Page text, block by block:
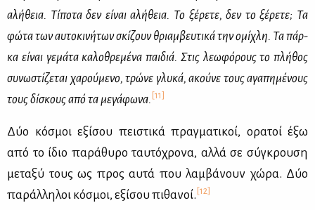
αλή­θεια. Τί­πο­τα δεν εί­ναι αλή­θεια. Το ξέ­ρε­τε, δεν το ξέ­ρε­τε; Τα
φώ­τα των αυ­το­κι­νή­των σκί­ζουν θριαμ­βευ­τι­κά την ομί­χλη. Τα πάρ­
κα εί­ναι γε­μά­τα κα­λο­θρε­μέ­να παι­διά. Στις λε­ω­φό­ρους το πλή­θος
συ­νω­στί­ζε­ται χα­ρού­με­νο, τρώ­νε γλυ­κά, ακού­νε τους αγα­πη­μέ­νους
τους δί­σκους από τα με­γά­φω­να. [11]
Δύο κό­σμοι εξί­σου πει­στι­κά πραγ­μα­τι­κοί, ορα­τοί έξω
από το ίδιο πα­ρά­θυ­ρο ταυ­τό­χρο­να, αλ­λά σε σύ­γκρου­ση
με­τα­ξύ τους ως προς αυ­τά που λαμ­βά­νουν χώ­ρα. Δύο
πα­ράλ­λη­λοι κό­σμοι, εξί­σου πι­θα­νοί. [12]